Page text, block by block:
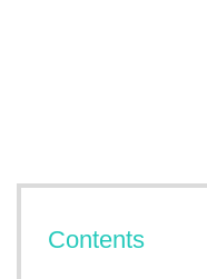
Contents